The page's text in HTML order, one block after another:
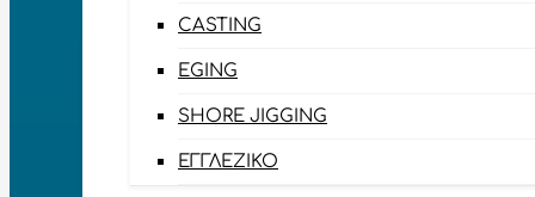
CASTING
EGING
SHORE JIGGING
ΕΓΓΛΈΖΙΚΟ